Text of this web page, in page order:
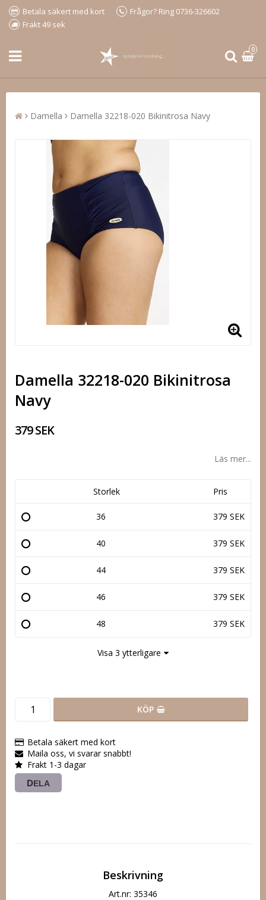
Betala säkert med kort
Frågor? Ring 0736-326602
Frakt 49 sek
0
Damella Damella 32218-020 Bikinitrosa Navy
Damella 32218-020 Bikinitrosa
Navy
379 SEK
Läs mer...
Storlek Pris
36 379 SEK
40 379 SEK
44 379 SEK
46 379 SEK
48 379 SEK
Visa 3 ytterligare
KÖP
Betala säkert med kort
Maila oss, vi svarar snabbt!
Frakt 1-3 dagar
DELA
Beskrivning
Art.nr: 35346